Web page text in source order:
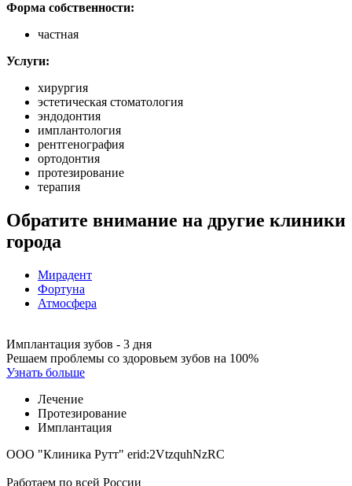
Форма собственности:
частная
Услуги:
хирургия
эстетическая стоматология
эндодонтия
имплантология
рентгенография
ортодонтия
протезирование
терапия
Обратите внимание на другие клиники
города
Мирадент
Фортуна
Атмосфера
Имплантация зубов - 3 дня
Решаем проблемы со здоровьем зубов на 100%
Узнать больше
Лечение
Протезирование
Имплантация
ООО "Клиника Рутт" erid:2VtzquhNzRC
Работаем по всей России